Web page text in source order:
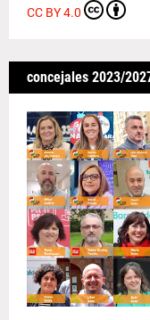
CC BY 4.0
concejales 2023/